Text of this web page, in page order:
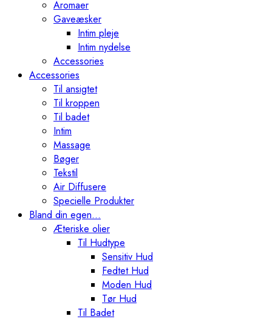
Aromaer
Gaveæsker
Intim pleje
Intim nydelse
Accessories
Accessories
Til ansigtet
Til kroppen
Til badet
Intim
Massage
Bøger
Tekstil
Air Diffusere
Specielle Produkter
Bland din egen…
Æteriske olier
Til Hudtype
Sensitiv Hud
Fedtet Hud
Moden Hud
Tør Hud
Til Badet